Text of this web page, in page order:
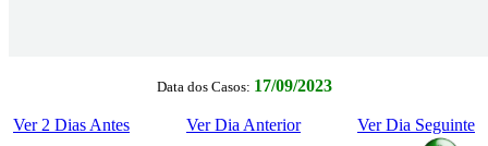
Data dos Casos: 17/09/2023
Ver 2 Dias Antes Ver Dia Anterior Ver Dia Seguinte